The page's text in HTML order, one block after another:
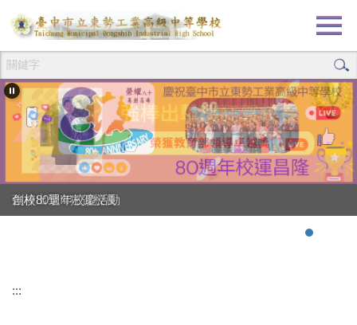
跳
到
要
內
容
區
創校80週年校慶活動
強棒出擊!!!狂賀校長
:::